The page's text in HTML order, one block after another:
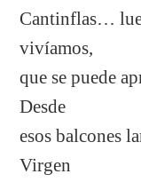
Cantinflas…
vivíamos,
que se puede
Desde
esos balcones
Virgen